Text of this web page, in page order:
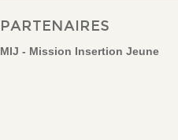
PARTENAIRES
MIJ - Mission Insertion Jeune